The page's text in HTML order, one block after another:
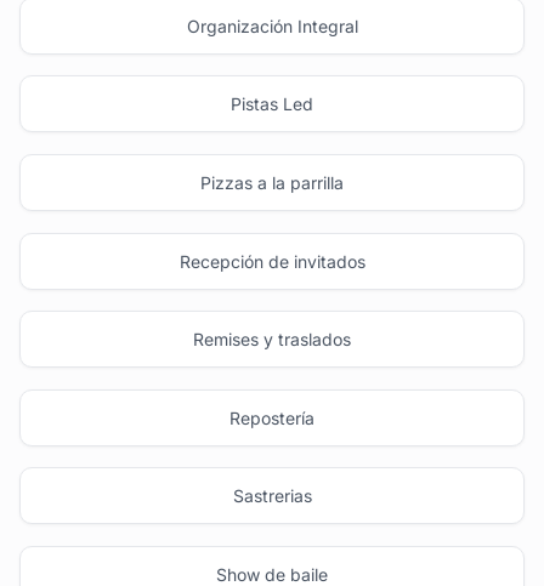
Organización Integral
Pistas Led
Pizzas a la parrilla
Recepción de invitados
Remises y traslados
Repostería
Sastrerias
Show de baile